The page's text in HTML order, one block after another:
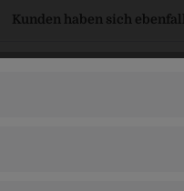
Kunden haben sich